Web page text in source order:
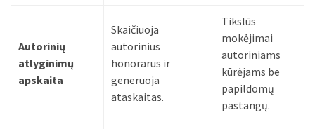
Autorinių
atlyginimų
apskaita
Skaičiuoja
autorinius
honorarus ir
generuoja
ataskaitas.
Tikslūs
mokėjimai
autoriniams
kūrėjams be
papildomų
pastangų.